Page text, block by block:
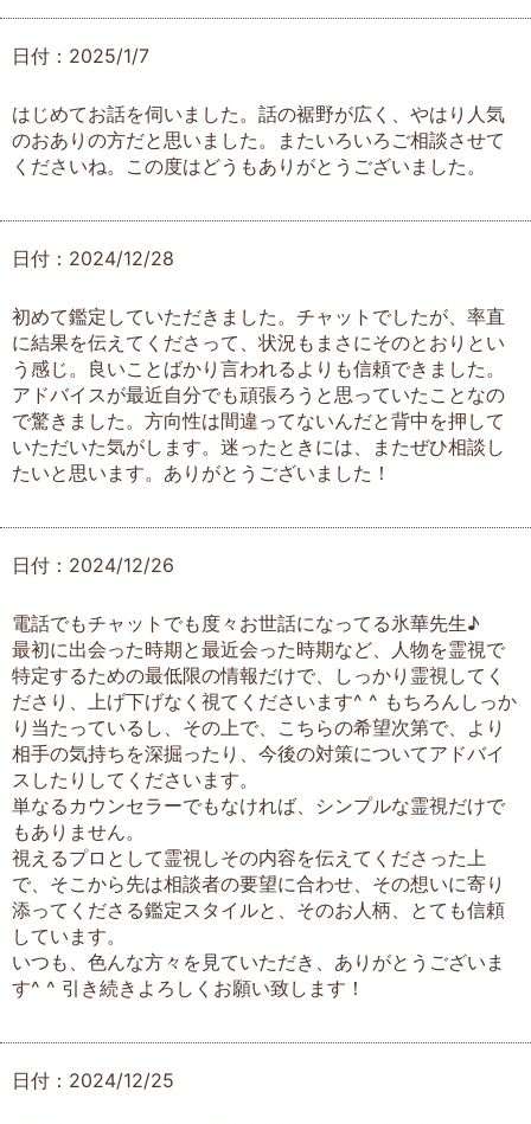
日付：2025/1/7
はじめてお話を伺いました。話の裾野が広く、やはり人気
のおありの方だと思いました。またいろいろご相談させて
くださいね。この度はどうもありがとうございました。
日付：2024/12/28
初めて鑑定していただきました。チャットでしたが、率直
に結果を伝えてくださって、状況もまさにそのとおりとい
う感じ。良いことばかり言われるよりも信頼できました。
アドバイスが最近自分でも頑張ろうと思っていたことなの
で驚きました。方向性は間違ってないんだと背中を押して
いただいた気がします。迷ったときには、またぜひ相談し
たいと思います。ありがとうございました！
日付：2024/12/26
電話でもチャットでも度々お世話になってる氷華先生♪
最初に出会った時期と最近会った時期など、人物を霊視で
特定するための最低限の情報だけで、しっかり霊視してく
ださり、上げ下げなく視てくださいます^ ^ もちろんしっか
り当たっているし、その上で、こちらの希望次第で、より
相手の気持ちを深掘ったり、今後の対策についてアドバイ
スしたりしてくださいます。
単なるカウンセラーでもなければ、シンプルな霊視だけで
もありません。
視えるプロとして霊視しその内容を伝えてくださった上
で、そこから先は相談者の要望に合わせ、その想いに寄り
添ってくださる鑑定スタイルと、そのお人柄、とても信頼
しています。
いつも、色んな方々を見ていただき、ありがとうございま
す^ ^ 引き続きよろしくお願い致します！
日付：2024/12/25